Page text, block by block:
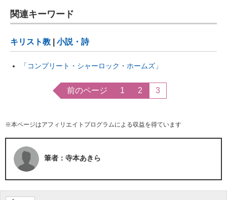
関連キーワード
キリスト教 小説・詩
「コンプリート・シャーロック・ホームズ」
前のページ 1 2 3
※本ページはアフィリエイトプログラムによる収益を得ています
筆者：寺本あきら